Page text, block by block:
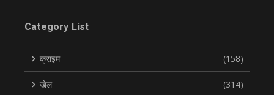
Category List
क्राइम (158)
खेल (314)